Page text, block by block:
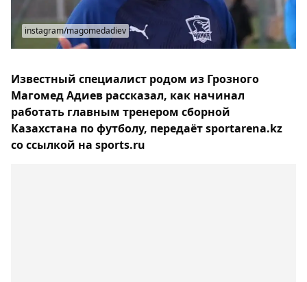
instagram/magomedadiev
Известный специалист родом из Грозного
Магомед Адиев рассказал, как начинал
работать главным тренером сборной
Казахстана по футболу, передаёт sportarena.kz
со ссылкой на sports.ru